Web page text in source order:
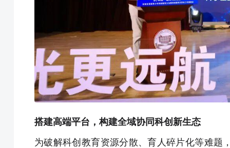
搭建高端平台，构建全域协同科创新生态
为破解科创教育资源分散、育人碎片化等难题